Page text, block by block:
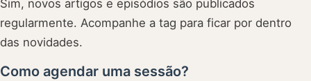
Sim, novos artigos e episódios são publicados
regularmente. Acompanhe a tag para ficar por dentro
das novidades.
Como agendar uma sessão?